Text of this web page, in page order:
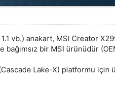
1.1 vb.) anakart, MSI Creator
bağımsız bir MSI ürünüdür
Lake-X) platformu